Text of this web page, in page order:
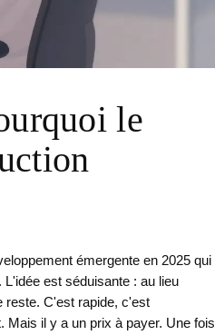
le
émergente en 2025 qui
L'idée est séduisante : au lieu
reste. C'est rapide, c'est
Mais il y a un prix à payer. Une fois